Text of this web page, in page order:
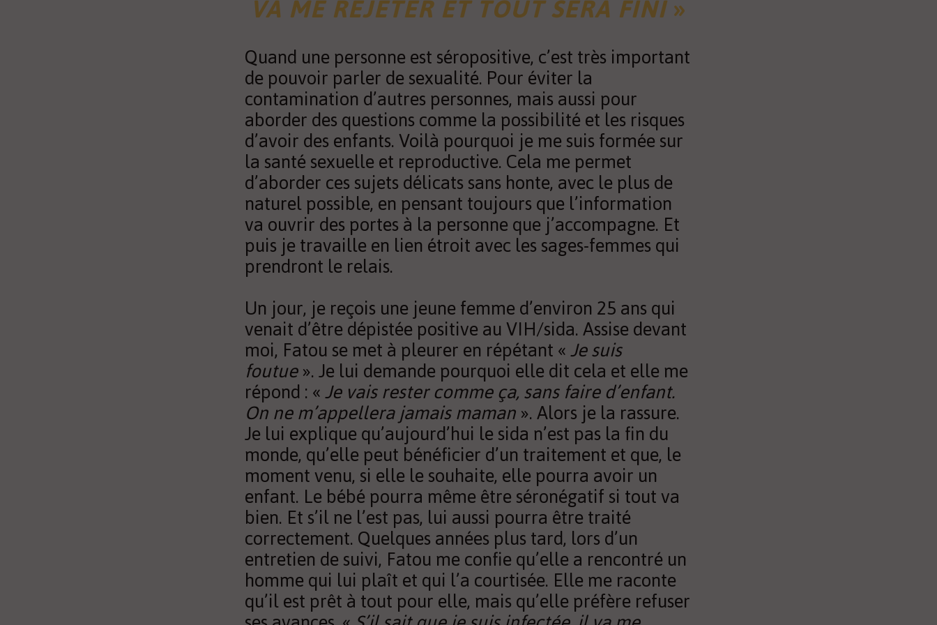
Quand une personne est séropositive, c’est très important
de pouvoir parler de sexualité. Pour éviter la
contamination d’autres personnes, mais aussi pour
aborder des questions comme la possibilité et les risques
d’avoir des enfants. Voilà pourquoi je me suis formée sur
la santé sexuelle et reproductive. Cela me permet
d’aborder ces sujets délicats sans honte, avec le plus de
naturel possible, en pensant toujours que l’information
va ouvrir des portes à la personne que j’accompagne. Et
puis je travaille en lien étroit avec les sages-femmes qui
prendront le relais.
Un jour, je reçois une jeune femme d’environ 25 ans qui
venait d’être dépistée positive au VIH/sida. Assise devant
moi, Fatou se met à pleurer en répétant «Je suis
foutue». Je lui demande pourquoi elle dit cela et elle me
répond : «Je vais rester comme ça, sans faire d’enfant.
On ne m’appellera jamais maman». Alors je la rassure.
Je lui explique qu’aujourd’hui le sida n’est pas la fin du
monde, qu’elle peut bénéficier d’un traitement et que, le
moment venu, si elle le souhaite, elle pourra avoir un
enfant. Le bébé pourra même être séronégatif si tout va
bien. Et s’il ne l’est pas, lui aussi pourra être traité
correctement. Quelques années plus tard, lors d’un
entretien de suivi, Fatou me confie qu’elle a rencontré un
homme qui lui plaît et qui l’a courtisée. Elle me raconte
qu’il est prêt à tout pour elle, mais qu’elle préfère refuser